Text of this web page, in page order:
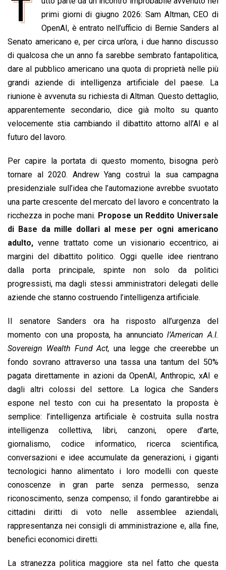
k
A
p
p
d
I
n
d
s
i
n
k
T
primi giorni di giugno 2026: Sam Altman, CEO di
OpenAI, è entrato nell’ufficio di Bernie Sanders al
Senato americano e, per circa un’ora, i due hanno discusso
di qualcosa che un anno fa sarebbe sembrato fantapolitica,
dare al pubblico americano una quota di proprietà nelle più
grandi aziende di intelligenza artificiale del paese. La
riunione è avvenuta su richiesta di Altman. Questo dettaglio,
apparentemente secondario, dice già molto su quanto
velocemente stia cambiando il dibattito attorno all’AI e al
futuro del lavoro.
Per capire la portata di questo momento, bisogna però
tornare al 2020. Andrew Yang costruì la sua campagna
presidenziale sull’idea che l’automazione avrebbe svuotato
una parte crescente del mercato del lavoro e concentrato la
ricchezza in poche mani. Propose un Reddito Universale
di Base da mille dollari al mese per ogni americano
adulto,venne trattato come un visionario eccentrico, ai
margini del dibattito politico. Oggi quelle idee rientrano
dalla porta principale, spinte non solo da politici
progressisti, ma dagli stessi amministratori delegati delle
aziende che stanno costruendo l’intelligenza artificiale.
Il senatore Sanders ora ha risposto all’urgenza del
momento con una proposta, ha annunciatol’American A.I.
Sovereign Wealth Fund Act, una legge che creerebbe un
fondo sovrano attraverso una tassa una tantum del 50%
pagata direttamente in azioni da OpenAI, Anthropic, xAI e
dagli altri colossi del settore. La logica che Sanders
espone nel testo con cui ha presentato la proposta è
semplice: l’intelligenza artificiale è costruita sulla nostra
intelligenza collettiva, libri, canzoni, opere d’arte,
giornalismo, codice informatico, ricerca scientifica,
conversazioni e idee accumulate da generazioni, i giganti
tecnologici hanno alimentato i loro modelli con queste
conoscenze in gran parte senza permesso, senza
riconoscimento, senza compenso; il fondo garantirebbe ai
cittadini diritti di voto nelle assemblee aziendali,
rappresentanza nei consigli di amministrazione e, alla fine,
benefici economici diretti.
La stranezza politica maggiore sta nel fatto che questa